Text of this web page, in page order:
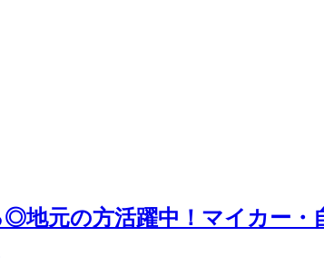
◎地元の方活躍中！マイカー